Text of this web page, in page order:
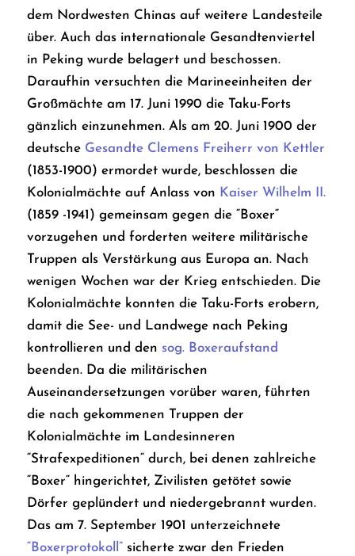
dem Nordwesten Chinas auf weitere Landesteile
über. Auch das internationale Gesandtenviertel
in Peking wurde belagert und beschossen.
Daraufhin versuchten die Marineeinheiten der
Großmächte am 17. Juni 1990 die Taku-Forts
gänzlich einzunehmen. Als am 20. Juni 1900 der
deutsche Gesandte Clemens Freiherr von Kettler
(1853-1900) ermordet wurde, beschlossen die
Kolonialmächte auf Anlass von Kaiser Wilhelm II.
(1859 -1941) gemeinsam gegen die “Boxer“
vorzugehen und forderten weitere militärische
Truppen als Verstärkung aus Europa an. Nach
wenigen Wochen war der Krieg entschieden. Die
Kolonialmächte konnten die Taku-Forts erobern,
damit die See- und Landwege nach Peking
kontrollieren und den sog. Boxeraufstand
beenden. Da die militärischen
Auseinandersetzungen vorüber waren, führten
die nach gekommenen Truppen der
Kolonialmächte im Landesinneren
“Strafexpeditionen“ durch, bei denen zahlreiche
“Boxer“ hingerichtet, Zivilisten getötet sowie
Dörfer geplündert und niedergebrannt wurden.
Das am 7. September 1901 unterzeichnete
“Boxerprotokoll”sicherte zwar den Frieden